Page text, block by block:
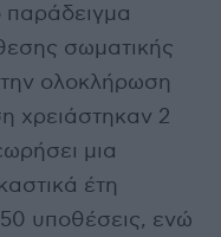
παράδειγμα
σωματικής
ολοκλήρωση
χρειάστηκαν 2
μια
έτη
υποθέσεις, ενώ